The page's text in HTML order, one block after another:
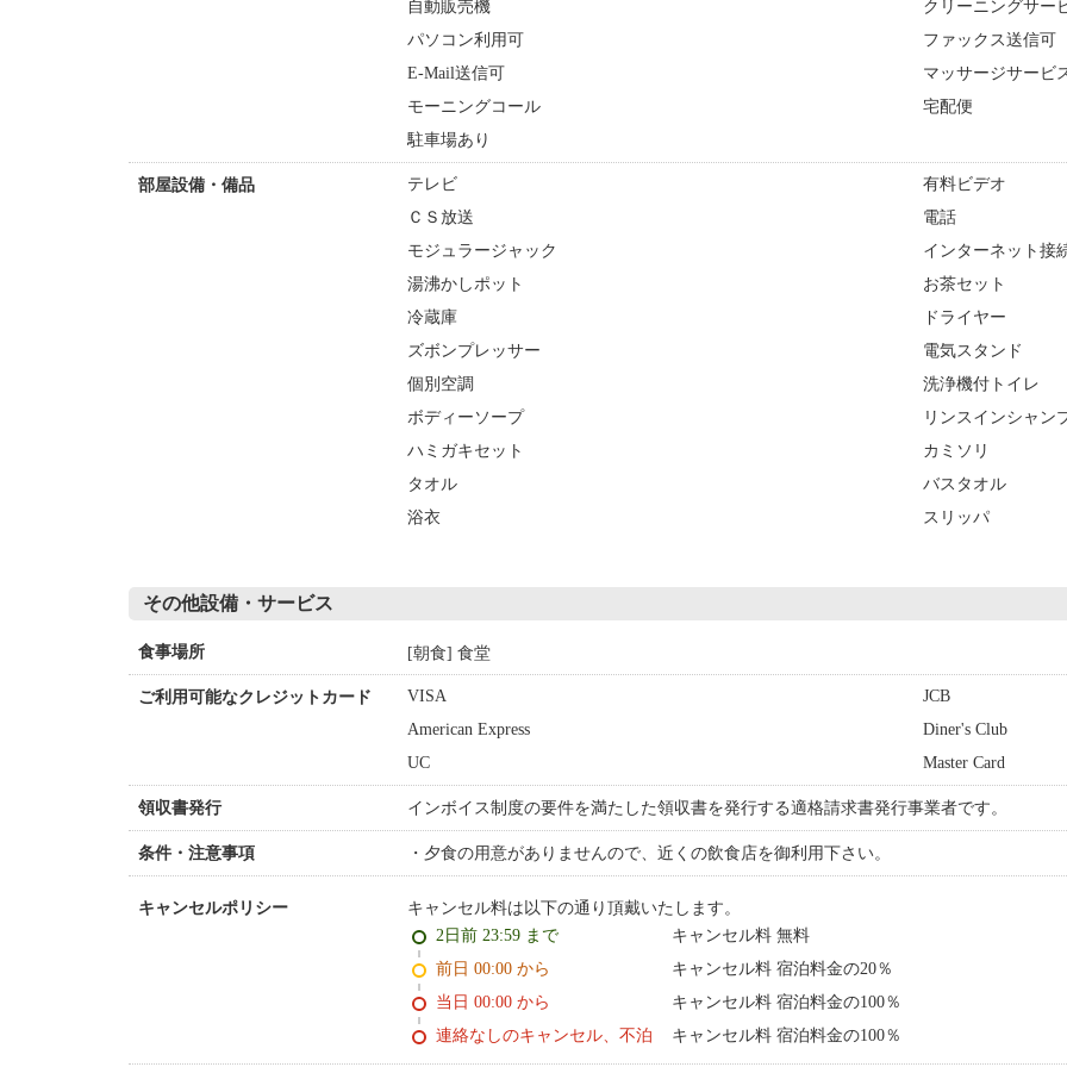
自動販売機
クリーニングサー
パソコン利用可
ファックス送信可
E-Mail送信可
マッサージサービ
モーニングコール
宅配便
駐車場あり
部屋設備・備品 テレビ
有料ビデオ
ＣＳ放送
電話
モジュラージャック
インターネット接
湯沸かしポット
お茶セット
冷蔵庫
ドライヤー
ズボンプレッサー
電気スタンド
個別空調
洗浄機付トイレ
ボディーソープ
リンスインシャン
ハミガキセット
カミソリ
タオル
バスタオル
浴衣
スリッパ
その他設備・サービス
食事場所 [朝食] 食堂
ご利用可能なクレジットカード VISA
JCB
American Express
Diner's Club
UC
Master Card
領収書発行 インボイス制度の要件を満たした領収書を発行する適格請求書発行事業者です。
条件・注意事項 夕食の用意がありませんので、近くの飲食店を御利用下さい。
キャンセルポリシー キャンセル料は以下の通り頂戴いたします。
2日前 23:59 まで
キャンセル料 無料
前日 00:00 から
キャンセル料 宿泊料金の20％
当日 00:00 から
キャンセル料 宿泊料金の100％
連絡なしのキャンセル、不泊
キャンセル料 宿泊料金の100％